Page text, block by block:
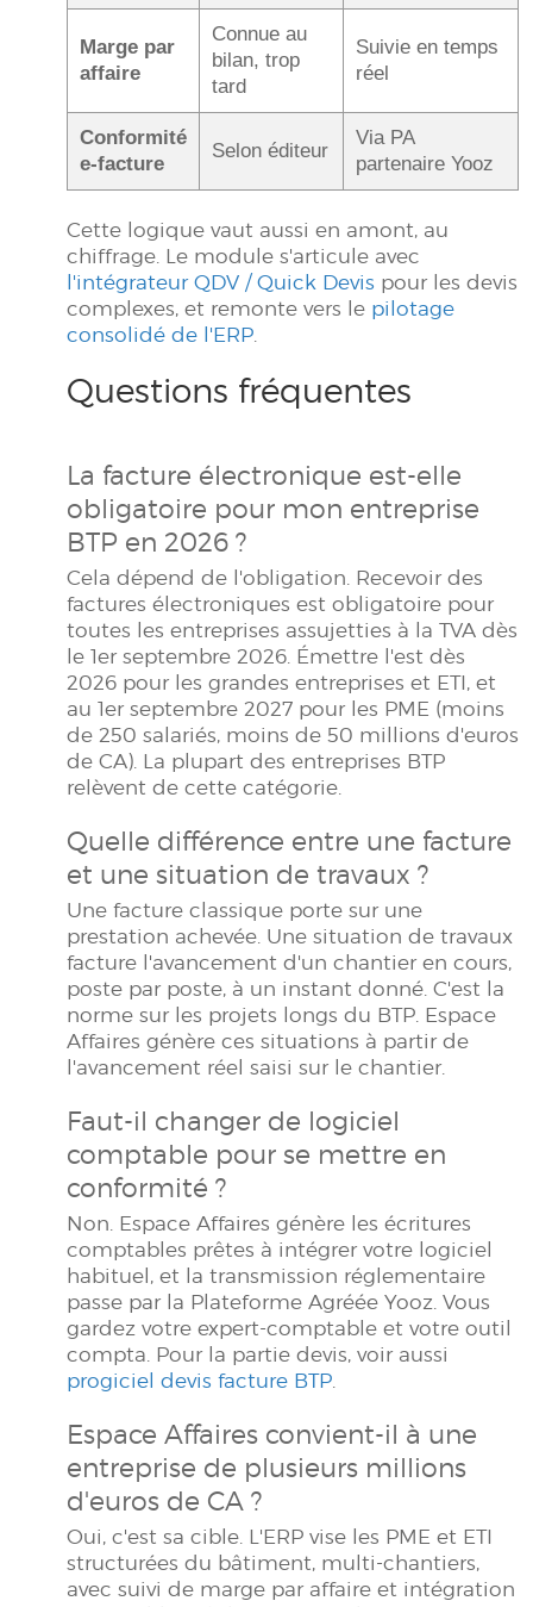
Marge par
affaire
Connue au
bilan, trop
tard
Suivie en temps
réel
Conformité
e-facture
Selon éditeur
Via PA
partenaire Yooz
Cette logique vaut aussi en amont, au
chiffrage. Le module s'articule avec
l'intégrateur QDV / Quick Devis pour les devis
complexes, et remonte vers le pilotage
consolidé de l'ERP.
Questions fréquentes
La facture électronique est-elle
obligatoire pour mon entreprise
BTP en 2026 ?
Cela dépend de l'obligation. Recevoir des
factures électroniques est obligatoire pour
toutes les entreprises assujetties à la TVA dès
le 1er septembre 2026. Émettre l'est dès
2026 pour les grandes entreprises et ETI, et
au 1er septembre 2027 pour les PME (moins
de 250 salariés, moins de 50 millions d'euros
de CA). La plupart des entreprises BTP
relèvent de cette catégorie.
Quelle différence entre une facture
et une situation de travaux ?
Une facture classique porte sur une
prestation achevée. Une situation de travaux
facture l'avancement d'un chantier en cours,
poste par poste, à un instant donné. C'est la
norme sur les projets longs du BTP. Espace
Affaires génère ces situations à partir de
l'avancement réel saisi sur le chantier.
Faut-il changer de logiciel
comptable pour se mettre en
conformité ?
Non. Espace Affaires génère les écritures
comptables prêtes à intégrer votre logiciel
habituel, et la transmission réglementaire
passe par la Plateforme Agréée Yooz. Vous
gardez votre expert-comptable et votre outil
compta. Pour la partie devis, voir aussi
progiciel devis facture BTP.
Espace Affaires convient-il à une
entreprise de plusieurs millions
d'euros de CA ?
Oui, c'est sa cible. L'ERP vise les PME et ETI
structurées du bâtiment, multi-chantiers,
avec suivi de marge par affaire et intégration